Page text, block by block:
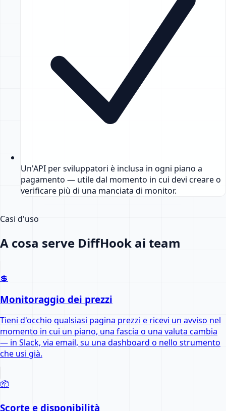
Un'API per sviluppatori è inclusa in ogni piano a
pagamento — utile dal momento in cui devi creare o
verificare più di una manciata di monitor.
Casi d'uso
A cosa serve DiffHook ai team
💲
Monitoraggio dei prezzi
Tieni d'occhio qualsiasi pagina prezzi e ricevi un avviso nel
momento in cui un piano, una fascia o una valuta cambia
— in Slack, via email, su una dashboard o nello strumento
che usi già.
📦
Scorte e disponibilità